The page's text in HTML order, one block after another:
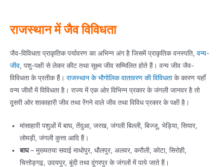
राजस्थान में जैव विविधता
जैव-विविधता प्राकृतिक पर्यावरण का अभिन्न अंग है जिसमें प्राकृतिक वनस्पति, वन्य-
जीव, पशु-पक्षी से लेकर कीट तथा सूक्ष्म जीव सम्मिलित होते हैं। वन्य जीव जैव-
विविधता के प्रतीक हैं। राजस्थान के भौगोलिक वातावरण की विविधताके कारण यहाँ
वन्य जीवों में विविधता है। राज्य में एक ओर विभिन्न प्रकार के जंगली जानवर है तो
दूसरी ओर शाकाहारी जीव तथा रेंगने वाले जीव तथा विविध प्रकार के पक्षी है।
मांसाहारी पशुओं में बाघ, तेंदुआ, जरख, जंगली बिल्ली, बिज्जू, भेड़िया, सियार,
लोमड़ी, जंगली कुत्ता आदि हैं।
बाघ– मुख्यतया सवाई माधोपुर, धौलपुर, अलवर, करौली, कोटा, सिरोही,
चित्तोड़गढ़, उदयपुर, बूंदी तथा दूंगरपुर के जंगलों में पाये जाते हैं।